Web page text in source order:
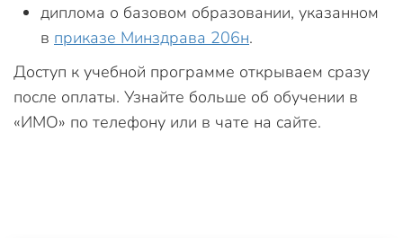
диплома о базовом образовании, указанном
в приказе Минздрава 206н.
Доступ к учебной программе открываем сразу
после оплаты. Узнайте больше об обучении в
«ИМО» по телефону или в чате на сайте.